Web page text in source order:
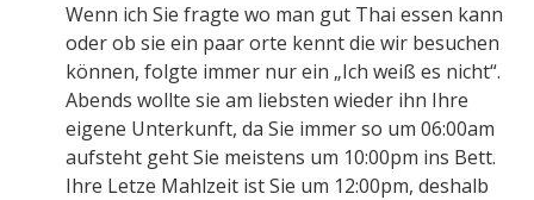
Wenn ich Sie fragte wo man gut Thai essen kann
oder ob sie ein paar orte kennt die wir besuchen
können, folgte immer nur ein „Ich weiß es nicht“.
Abends wollte sie am liebsten wieder ihn Ihre
eigene Unterkunft, da Sie immer so um 06:00am
aufsteht geht Sie meistens um 10:00pm ins Bett.
Ihre Letze Mahlzeit ist Sie um 12:00pm, deshalb